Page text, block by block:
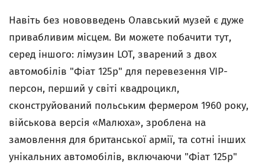
Навіть без нововведень Олавський музей є дуже
привабливим місцем. Ви можете побачити тут,
серед іншого: лімузин LOT, зварений з двох
автомобілів "Фіат 125p" для перевезення VIP-
персон, перший у світі квадроцикл,
сконструйований польським фермером 1960 року,
військова версія «Малюха», зроблена на
замовлення для британської армії, та сотні інших
унікальних автомобілів, включаючи "Фіат 125p"